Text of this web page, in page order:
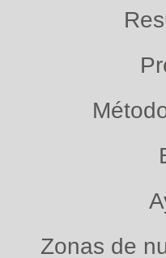
Zonas de